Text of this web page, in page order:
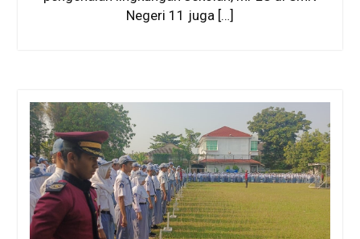
Negeri 11 juga […]